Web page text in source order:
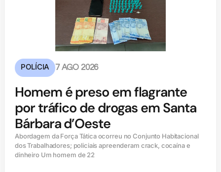
POLÍCIA 7 AGO 2026
Homem é preso em flagrante
por tráfico de drogas em Santa
Bárbara d’Oeste
Abordagem da Força Tática ocorreu no Conjunto Habitacional
dos Trabalhadores; policiais apreenderam crack, cocaína e
dinheiro Um homem de 22